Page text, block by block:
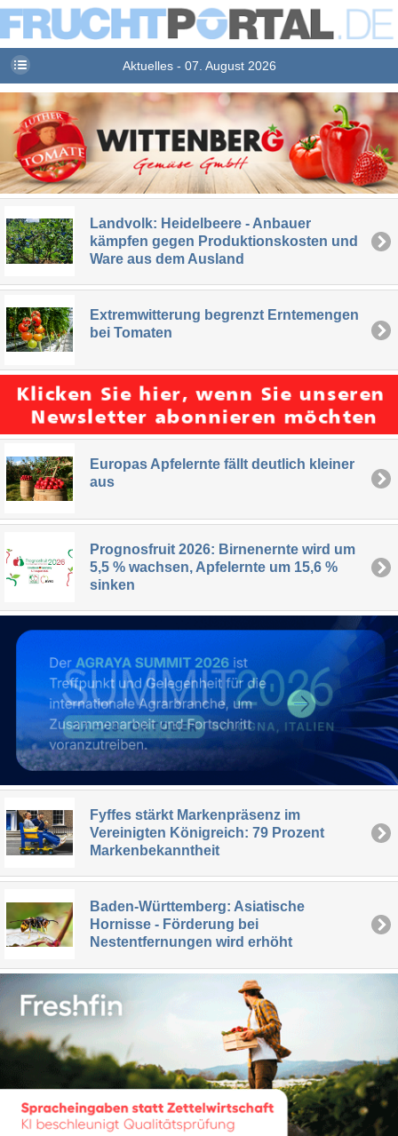
Aktuelles - 07. August 2026
Landvolk: Heidelbeere - Anbauer
kämpfen gegen Produktionskosten und
Ware aus dem Ausland
Extremwitterung begrenzt Erntemengen
bei Tomaten
Europas Apfelernte fällt deutlich kleiner
aus
Prognosfruit 2026: Birnenernte wird um
5,5 % wachsen, Apfelernte um 15,6 %
sinken
Fyffes stärkt Markenpräsenz im
Vereinigten Königreich: 79 Prozent
Markenbekanntheit
Baden-Württemberg: Asiatische
Hornisse - Förderung bei
Nestentfernungen wird erhöht